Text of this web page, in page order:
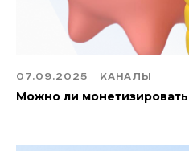
07.09.2025 КАНАЛЫ
Можно ли монетизировать